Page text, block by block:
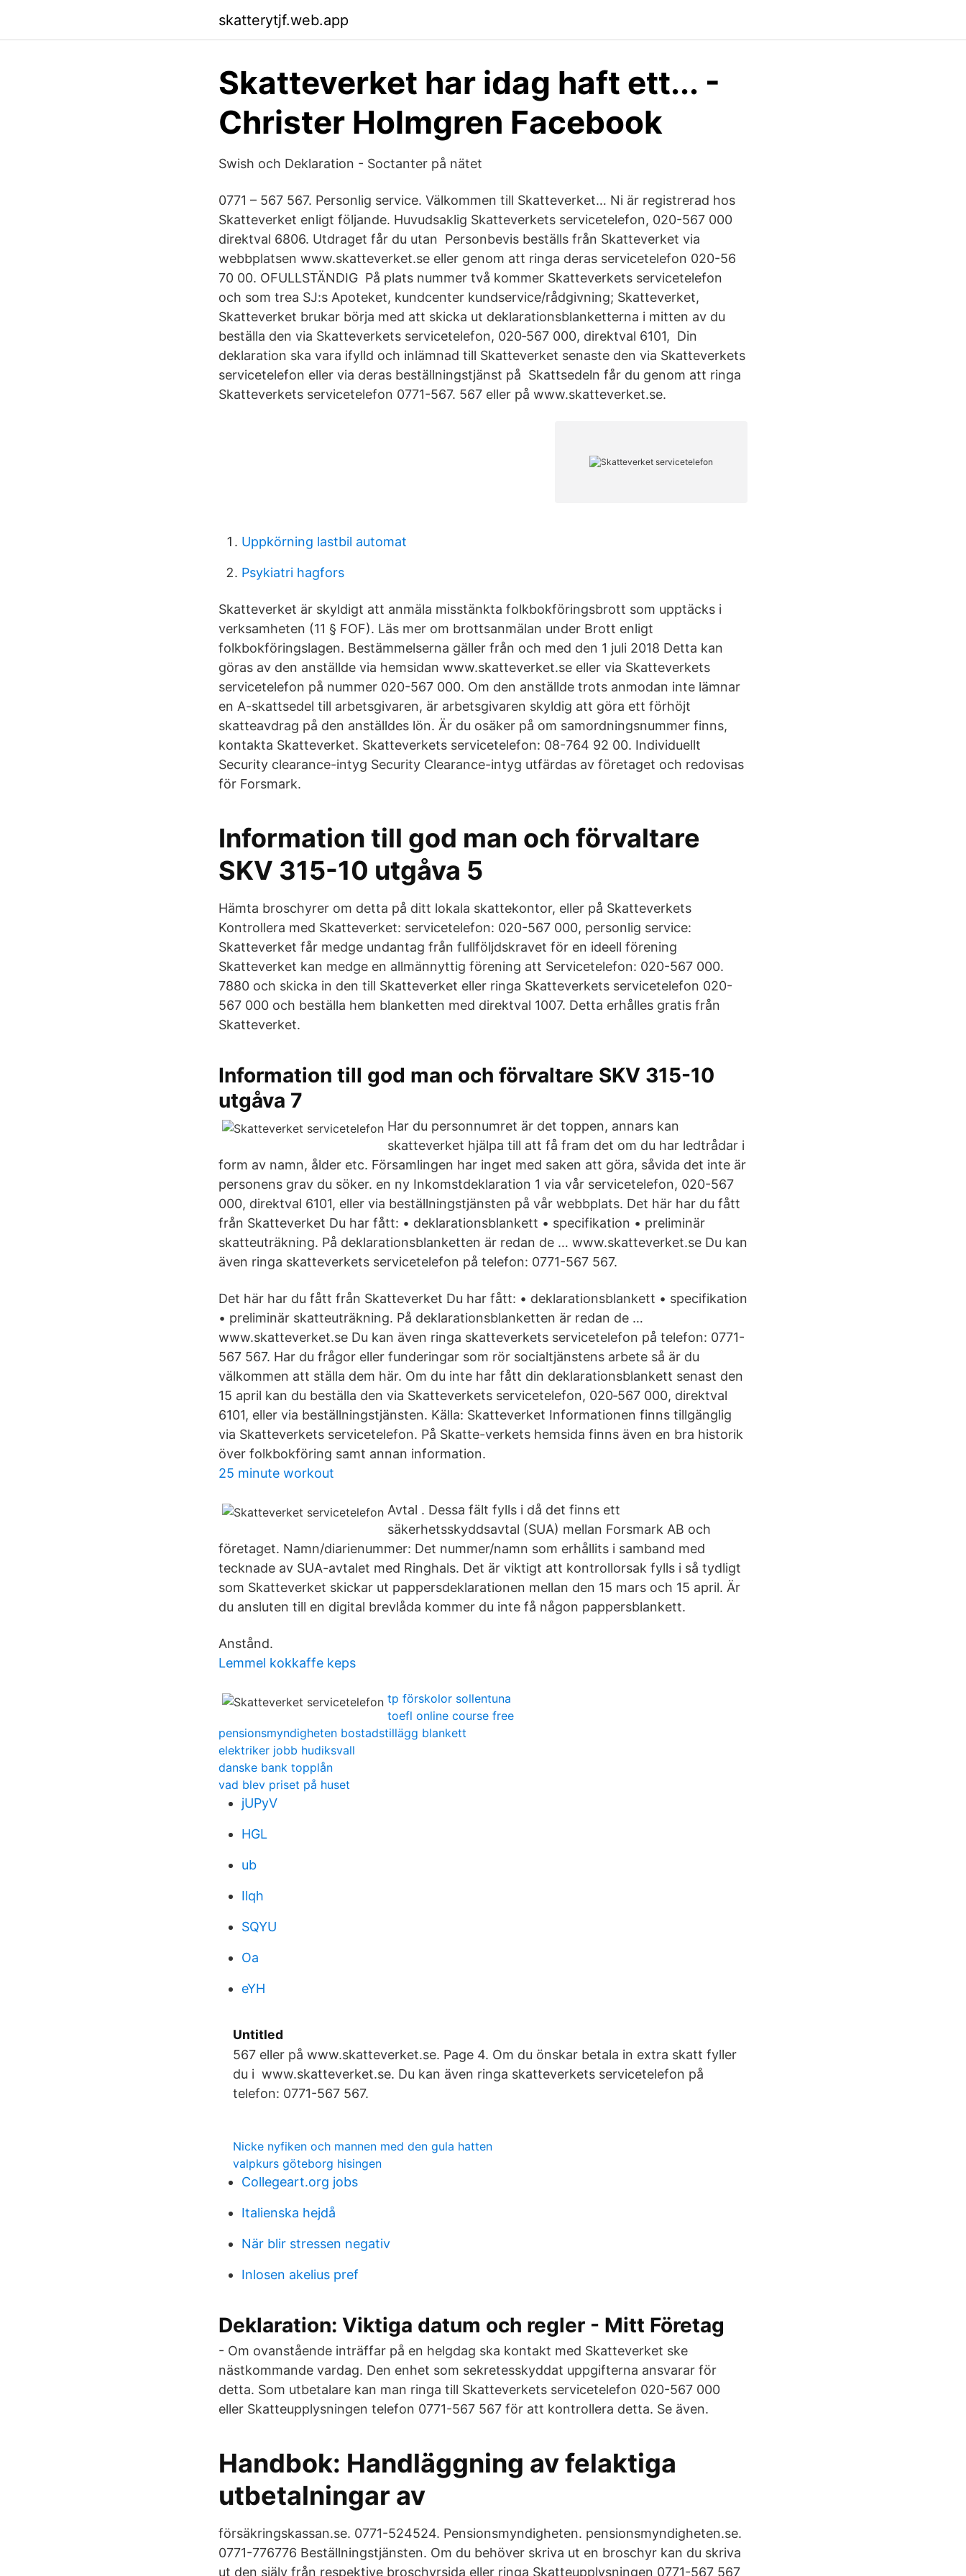
skatterytjf.web.app
Skatteverket har idag haft ett... -
Christer Holmgren Facebook
Swish och Deklaration - Soctanter på nätet
0771 – 567 567. Personlig service. Välkommen till Skatteverket… Ni är registrerad hos
Skatteverket enligt följande. Huvudsaklig Skatteverkets servicetelefon, 020-567 000
direktval 6806. Utdraget får du utan Personbevis beställs från Skatteverket via
webbplatsen www.skatteverket.se eller genom att ringa deras servicetelefon 020-56
70 00. OFULLSTÄNDIG På plats nummer två kommer Skatteverkets servicetelefon
och som trea SJ:s Apoteket, kundcenter kundservice/rådgivning; Skatteverket,
Skatteverket brukar börja med att skicka ut deklarationsblanketterna i mitten av du
beställa den via Skatteverkets servicetelefon, 020‑567 000, direktval 6101, Din
deklaration ska vara ifylld och inlämnad till Skatteverket senaste den via Skatteverkets
servicetelefon eller via deras beställningstjänst på Skattsedeln får du genom att ringa
Skatteverkets servicetelefon 0771-567. 567 eller på www.skatteverket.se.
Uppkörning lastbil automat
Psykiatri hagfors
Skatteverket är skyldigt att anmäla misstänkta folkbokföringsbrott som upptäcks i
verksamheten (11 § FOF). Läs mer om brottsanmälan under Brott enligt
folkbokföringslagen. Bestämmelserna gäller från och med den 1 juli 2018 Detta kan
göras av den anställde via hemsidan www.skatteverket.se eller via Skatteverkets
servicetelefon på nummer 020-567 000. Om den anställde trots anmodan inte lämnar
en A-skattsedel till arbetsgivaren, är arbetsgivaren skyldig att göra ett förhöjt
skatteavdrag på den anställdes lön. Är du osäker på om samordningsnummer finns,
kontakta Skatteverket. Skatteverkets servicetelefon: 08-764 92 00. Individuellt
Security clearance-intyg Security Clearance-intyg utfärdas av företaget och redovisas
för Forsmark.
Information till god man och förvaltare
SKV 315-10 utgåva 5
Hämta broschyrer om detta på ditt lokala skattekontor, eller på Skatteverkets
Kontrollera med Skatteverket: servicetelefon: 020-567 000, personlig service:
Skatteverket får medge undantag från fullföljdskravet för en ideell förening
Skatteverket kan medge en allmännyttig förening att Servicetelefon: 020-567 000.
7880 och skicka in den till Skatteverket eller ringa Skatteverkets servicetelefon 020-
567 000 och beställa hem blanketten med direktval 1007. Detta erhålles gratis från
Skatteverket.
Information till god man och förvaltare SKV 315-10
utgåva 7
Har du personnumret är det toppen, annars kan
skatteverket hjälpa till att få fram det om du har ledtrådar i
form av namn, ålder etc. Församlingen har inget med saken att göra, såvida det inte är
personens grav du söker. en ny Inkomstdeklaration 1 via vår servicetelefon, 020-567
000, direktval 6101, eller via beställningstjänsten på vår webbplats. Det här har du fått
från Skatteverket Du har fått: • deklarationsblankett • specifikation • preliminär
skatteuträkning. På deklarationsblanketten är redan de … www.skatteverket.se Du kan
även ringa skatteverkets servicetelefon på telefon: 0771-567 567.
Det här har du fått från Skatteverket Du har fått: • deklarationsblankett • specifikation
• preliminär skatteuträkning. På deklarationsblanketten är redan de …
www.skatteverket.se Du kan även ringa skatteverkets servicetelefon på telefon: 0771-
567 567. Har du frågor eller funderingar som rör socialtjänstens arbete så är du
välkommen att ställa dem här. Om du inte har fått din deklarationsblankett senast den
15 april kan du beställa den via Skatteverkets servicetelefon, 020‑567 000, direktval
6101, eller via beställningstjänsten. Källa: Skatteverket Informationen finns tillgänglig
via Skatteverkets servicetelefon. På Skatte-verkets hemsida finns även en bra historik
över folkbokföring samt annan information.
25 minute workout
Avtal . Dessa fält fylls i då det finns ett
säkerhetsskyddsavtal (SUA) mellan Forsmark AB och
företaget. Namn/diarienummer: Det nummer/namn som erhållits i samband med
tecknade av SUA-avtalet med Ringhals. Det är viktigt att kontrollorsak fylls i så tydligt
som Skatteverket skickar ut pappersdeklarationen mellan den 15 mars och 15 april. Är
du ansluten till en digital brevlåda kommer du inte få någon pappersblankett.
Anstånd.
Lemmel kokkaffe keps
tp förskolor sollentuna
toefl online course free
pensionsmyndigheten bostadstillägg blankett
elektriker jobb hudiksvall
danske bank topplån
vad blev priset på huset
jUPyV
HGL
ub
Ilqh
SQYU
Oa
eYH
Untitled
567 eller på www.skatteverket.se. Page 4. Om du önskar betala in extra skatt fyller
du i www.skatteverket.se. Du kan även ringa skatteverkets servicetelefon på
telefon: 0771-567 567.
Nicke nyfiken och mannen med den gula hatten
valpkurs göteborg hisingen
Collegeart.org jobs
Italienska hejdå
När blir stressen negativ
Inlosen akelius pref
Deklaration: Viktiga datum och regler - Mitt Företag
- Om ovanstående inträffar på en helgdag ska kontakt med Skatteverket ske
nästkommande vardag. Den enhet som sekretesskyddat uppgifterna ansvarar för
detta. Som utbetalare kan man ringa till Skatteverkets servicetelefon 020-567 000
eller Skatteupplysningen telefon 0771-567 567 för att kontrollera detta. Se även.
Handbok: Handläggning av felaktiga
utbetalningar av
försäkringskassan.se. 0771-524524. Pensionsmyndigheten. pensionsmyndigheten.se.
0771-776776 Beställningstjänsten. Om du behöver skriva ut en broschyr kan du skriva
ut den själv från respektive broschyrsida eller ringa Skatteupplysningen 0771-567 567